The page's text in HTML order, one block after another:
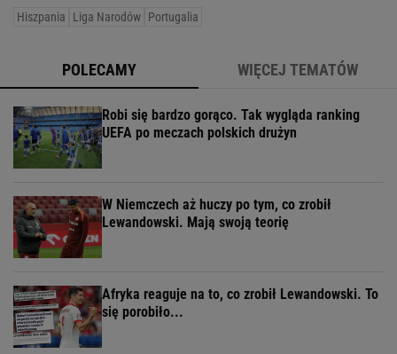
Hiszpania Liga Narodów Portugalia
POLECAMY WIĘCEJ TEMATÓW
Robi się bardzo gorąco. Tak wygląda ranking
UEFA po meczach polskich drużyn
W Niemczech aż huczy po tym, co zrobił
Lewandowski. Mają swoją teorię
Afryka reaguje na to, co zrobił Lewandowski. To
się porobiło...